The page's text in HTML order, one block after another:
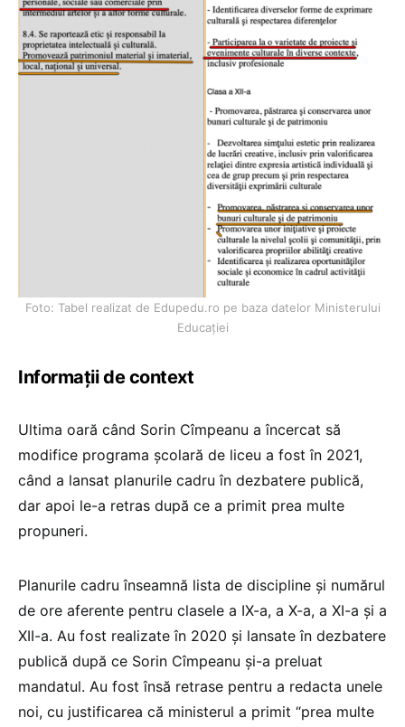
Foto: Tabel realizat de Edupedu.ro pe baza datelor Ministerului
Educației
Informații de context
Ultima oară când Sorin Cîmpeanu a încercat să
modifice programa școlară de liceu a fost în 2021,
când a lansat planurile cadru în dezbatere publică,
dar apoi le-a retras după ce a primit prea multe
propuneri.
Planurile cadru înseamnă lista de discipline și numărul
de ore aferente pentru clasele a IX-a, a X-a, a XI-a și a
XII-a. Au fost realizate în 2020 și lansate în dezbatere
publică după ce Sorin Cîmpeanu și-a preluat
mandatul. Au fost însă retrase pentru a redacta unele
noi, cu justificarea că ministerul a primit “prea multe